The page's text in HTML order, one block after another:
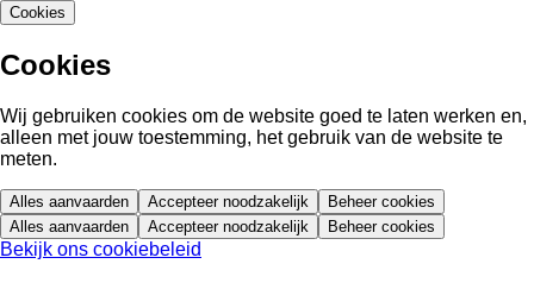
Cookies
Cookies
Wij gebruiken cookies om de website goed te laten werken en,
alleen met jouw toestemming, het gebruik van de website te
meten.
Alles aanvaarden Accepteer noodzakelijk
Beheer cookies
Alles aanvaarden
Accepteer noodzakelijk Beheer cookies
Bekijk ons cookiebeleid